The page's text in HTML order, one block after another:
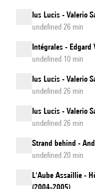
Ius Lucis - Valerio
undefined 26 min
Intégrales - Edgard
undefined 10 min
Ius Lucis - Valerio
undefined 26 min
Ius Lucis - Valerio
undefined 26 min
Strand behind -
undefined 20 min
L'Aube Assaillie -